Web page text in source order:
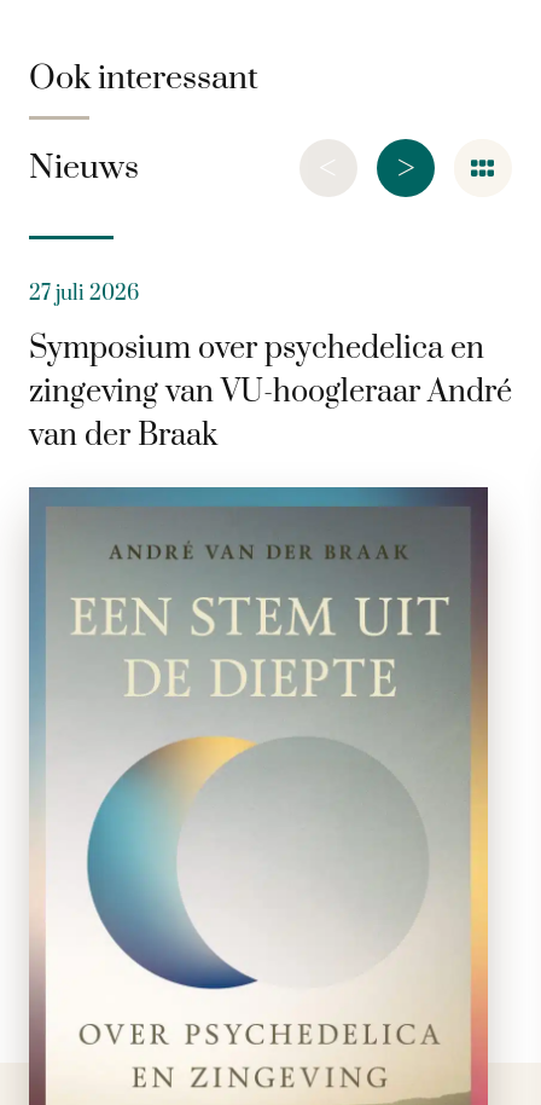
Ook interessant
Nieuws >
<
27 juli 2026
Symposium over psychedelica en
zingeving van VU-hoogleraar André
van der Braak